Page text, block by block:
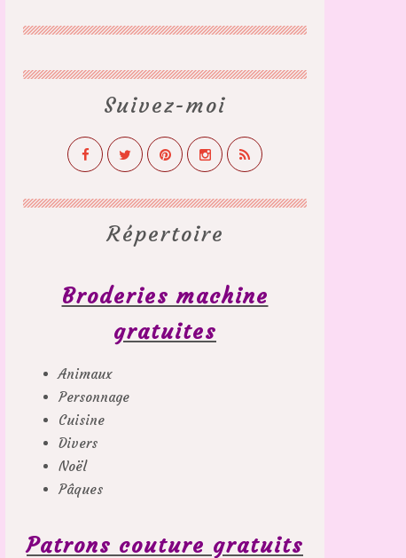
Suivez-moi
Répertoire
Broderies machine
gratuites
Animaux
Personnage
Cuisine
Divers
Noël
Pâques
Patrons couture gratuits